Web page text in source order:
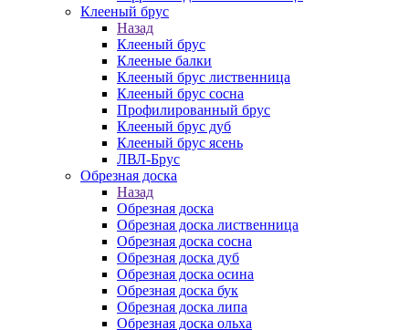
Клееный брус
Назад
Клееный брус
Клееные балки
Клееный брус лиственница
Клееный брус сосна
Профилированный брус
Клееный брус дуб
Клееный брус ясень
ЛВЛ-Брус
Обрезная доска
Назад
Обрезная доска
Обрезная доска лиственница
Обрезная доска сосна
Обрезная доска дуб
Обрезная доска осина
Обрезная доска бук
Обрезная доска липа
Обрезная доска ольха